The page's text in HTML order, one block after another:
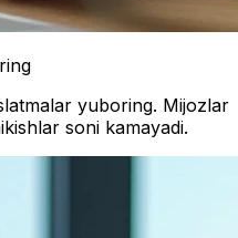
yuboring. Mijozlar
soni kamayadi.